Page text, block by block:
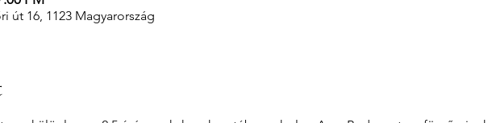
út 16, 1123 Magyarország